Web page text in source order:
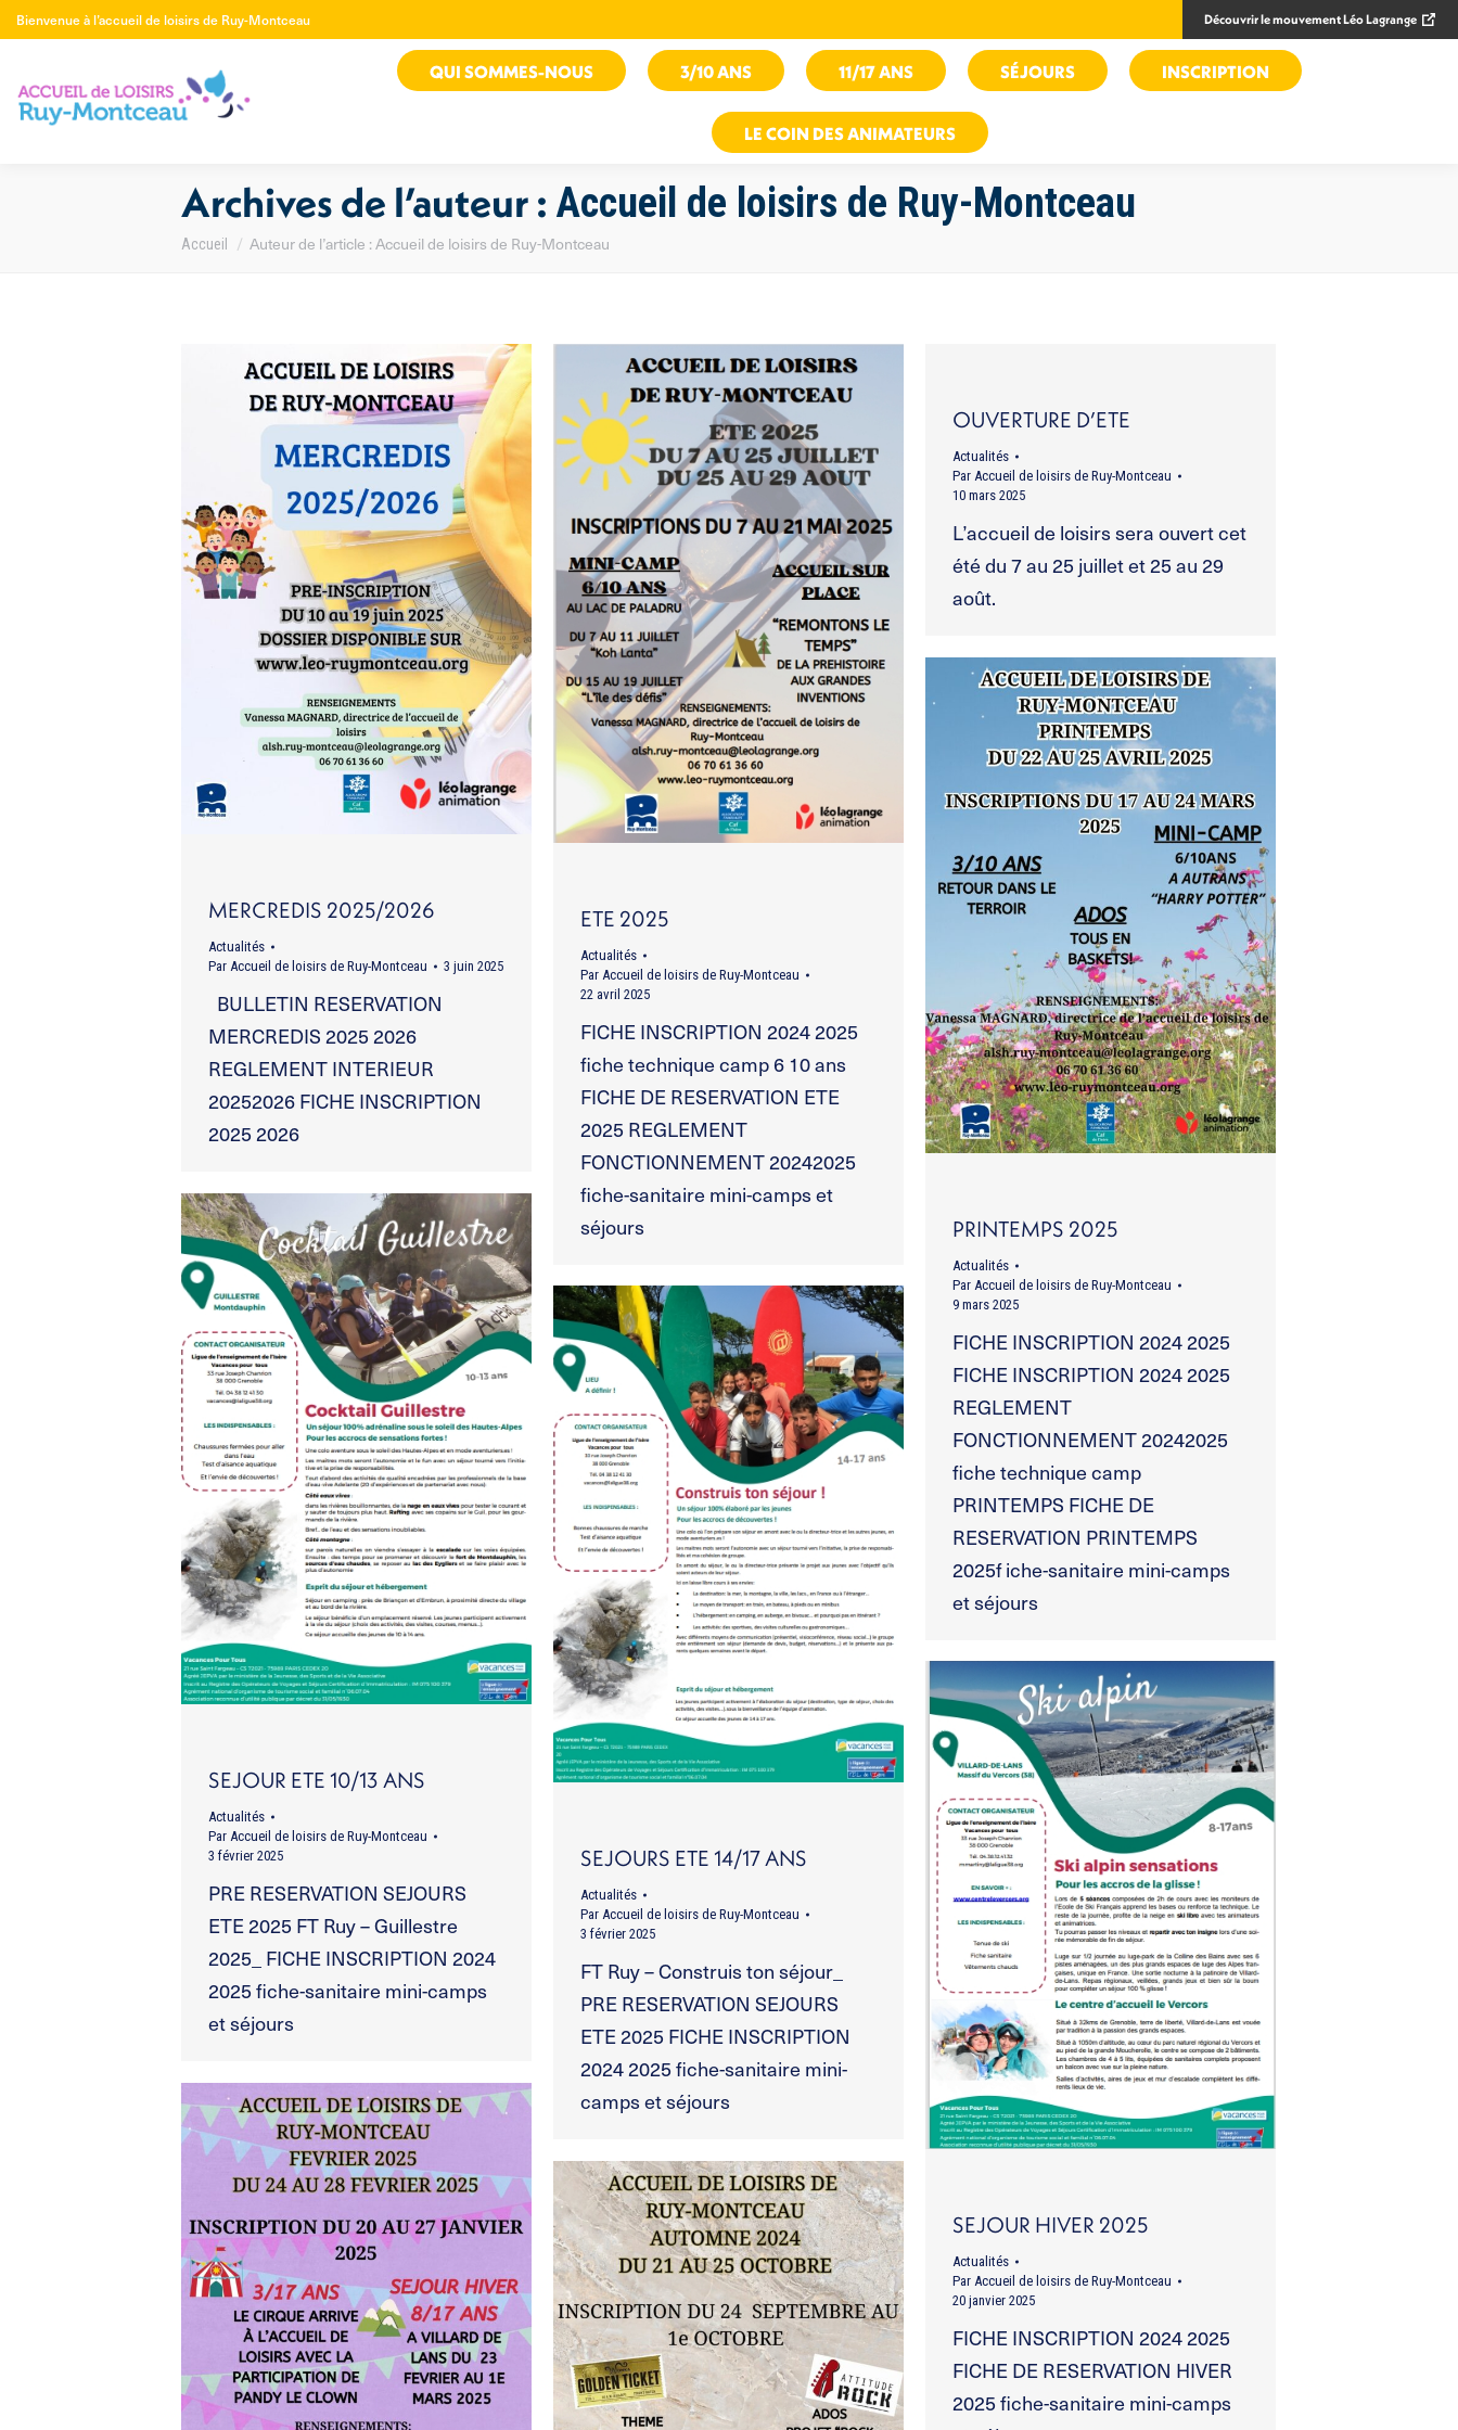
Bienvenue à l’accueil de loisirs de Ruy-Montceau Découvrir le mouvement Léo Lagrange
QUI SOMMES-NOUS 3/10 ANS 11/17 ANS SÉJOURS INSCRIPTION
LE COIN DES ANIMATEURS
Archives de l’auteur : Accueil de loisirs de Ruy-Montceau
Vous êtes ici :
Accueil Auteur de l’article : Accueil de loisirs de Ruy-Montceau
MERCREDIS 2025/2026
Actualités
Par Accueil de loisirs de Ruy-Montceau 3 juin 2025
BULLETIN RESERVATION
MERCREDIS 2025 2026
REGLEMENT INTERIEUR
20252026 FICHE INSCRIPTION
2025 2026
ETE 2025
Actualités
Par Accueil de loisirs de Ruy-Montceau
22 avril 2025
FICHE INSCRIPTION 2024 2025
fiche technique camp 6 10 ans
FICHE DE RESERVATION ETE
2025 REGLEMENT
FONCTIONNEMENT 20242025
fiche-sanitaire mini-camps et
séjours
OUVERTURE D’ETE
Actualités
Par Accueil de loisirs de Ruy-Montceau
10 mars 2025
L’accueil de loisirs sera ouvert cet
été du 7 au 25 juillet et 25 au 29
août.
PRINTEMPS 2025
Actualités
Par Accueil de loisirs de Ruy-Montceau
9 mars 2025
FICHE INSCRIPTION 2024 2025
FICHE INSCRIPTION 2024 2025
REGLEMENT
FONCTIONNEMENT 20242025
fiche technique camp
PRINTEMPS FICHE DE
RESERVATION PRINTEMPS
2025f iche-sanitaire mini-camps
et séjours
SEJOUR ETE 10/13 ANS
Actualités
Par Accueil de loisirs de Ruy-Montceau
3 février 2025
PRE RESERVATION SEJOURS
ETE 2025 FT Ruy – Guillestre
2025_ FICHE INSCRIPTION 2024
2025 fiche-sanitaire mini-camps
et séjours
SEJOURS ETE 14/17 ANS
Actualités
Par Accueil de loisirs de Ruy-Montceau
3 février 2025
FT Ruy – Construis ton séjour_
PRE RESERVATION SEJOURS
ETE 2025 FICHE INSCRIPTION
2024 2025 fiche-sanitaire mini-
camps et séjours
SEJOUR HIVER 2025
Actualités
Par Accueil de loisirs de Ruy-Montceau
20 janvier 2025
FICHE INSCRIPTION 2024 2025
FICHE DE RESERVATION HIVER
2025 fiche-sanitaire mini-camps